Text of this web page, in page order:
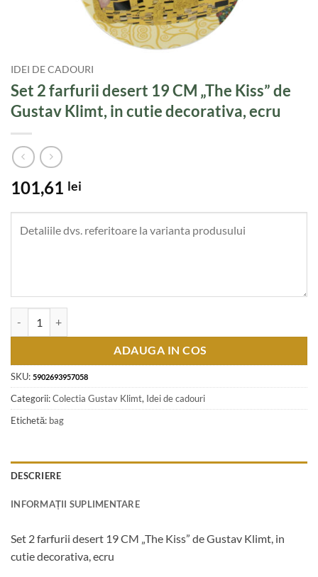
IDEI DE CADOURI
Set 2 farfurii desert 19 CM „The Kiss” de
Gustav Klimt, in cutie decorativa, ecru
101,61 lei
ADAUGA IN COS
SKU: 5902693957058
Categorii:Colectia Gustav Klimt, Idei de cadouri
Etichetă: bag
DESCRIERE
INFORMAȚII SUPLIMENTARE
Set 2 farfurii desert 19 CM „The Kiss” de Gustav Klimt, in
cutie decorativa, ecru